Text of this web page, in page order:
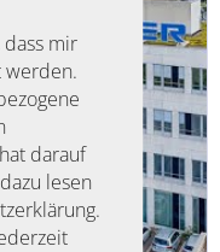
mir
werden.
darauf
lesen